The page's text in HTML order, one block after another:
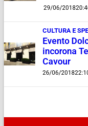
29/06/2018
CULTURA E
Evento
incorona
Cavour
26/06/2018